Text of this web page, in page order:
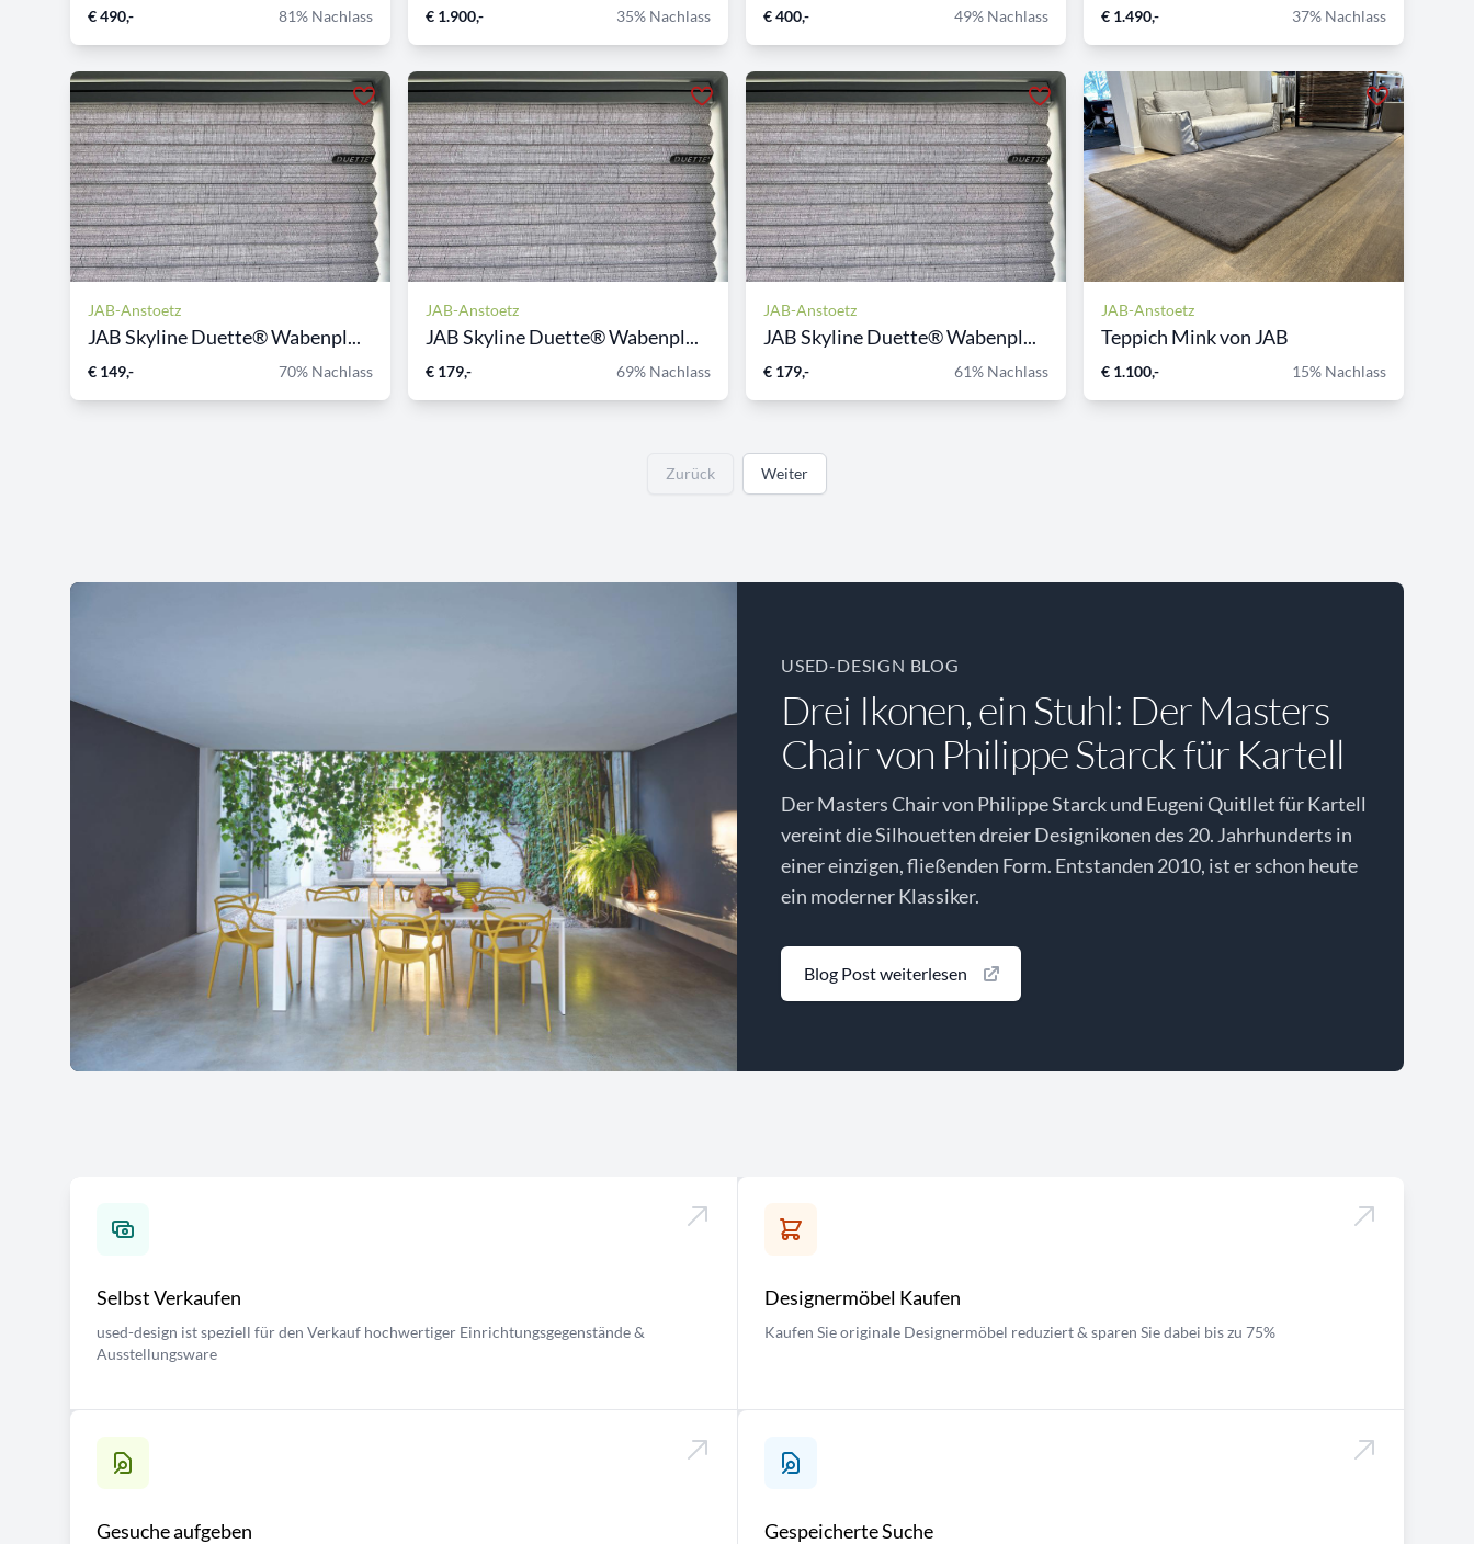
€ 490,- 81% Nachlass € 1.900,- 35% Nachlass € 400,- 49% Nachlass € 1.490,- 37% Nachlass
JAB-Anstoetz
JAB Skyline Duette® Wabenpl...
€ 149,- 70% Nachlass
JAB-Anstoetz
JAB Skyline Duette® Wabenpl...
€ 179,- 69% Nachlass
JAB-Anstoetz
JAB Skyline Duette® Wabenpl...
€ 179,- 61% Nachlass
JAB-Anstoetz
Teppich Mink von JAB
€ 1.100,- 15% Nachlass
Zurück Weiter
USED-DESIGN BLOG
Drei Ikonen, ein Stuhl: Der Masters
Chair von Philippe Starck für Kartell
Der Masters Chair von Philippe Starck und Eugeni Quitllet für Kartell
vereint die Silhouetten dreier Designikonen des 20. Jahrhunderts in
einer einzigen, fließenden Form. Entstanden 2010, ist er schon heute
ein moderner Klassiker.
Blog Post weiterlesen
Selbst Verkaufen
used-design ist speziell für den Verkauf hochwertiger Einrichtungsgegenstände &
Ausstellungsware
Designermöbel Kaufen
Kaufen Sie originale Designermöbel reduziert & sparen Sie dabei bis zu 75%
Gesuche aufgeben Gespeicherte Suche